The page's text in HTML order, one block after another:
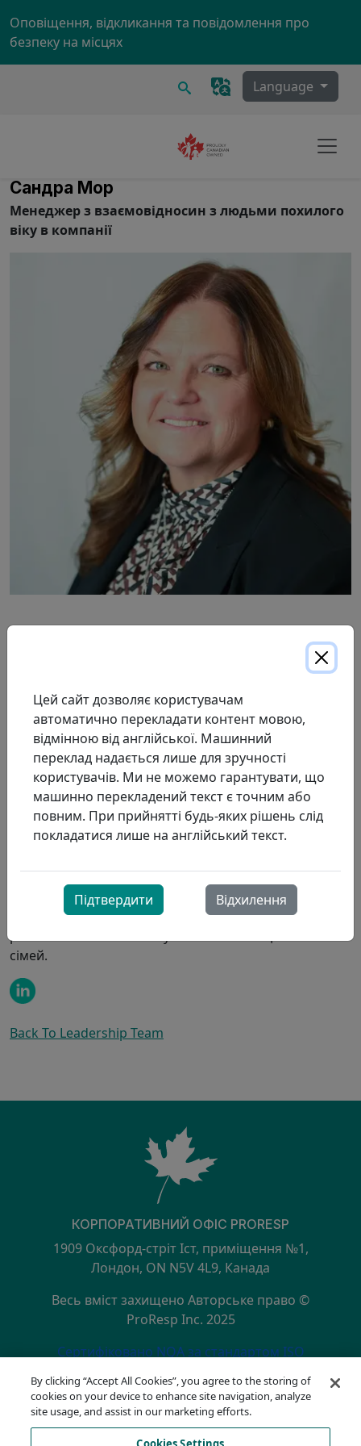
Оповіщення, відкликання та повідомлення про
безпеку на місцях
Пошук Language
Сандра Мор
Менеджер з взаємовідносин з людьми похилого
віку в компанії
в Стратфорді, Онтаріо, в Horizon ProResp Inc. Відтоді
партнерських відносин з партнерами, що надають
довгострокові послуги та є партнерами з будинків
для людей похилого віку. Сандра відіграє ключову
роль у забезпеченні безперешкодного переходу для
наших будинків для людей похилого віку та виявленні
нових можливостей для побудови партнерських
відносин з людьми похилого віку.
Як зареєстрований респіраторний терапевт (RRT) та
Онтаріо. Вона допомагає ProResp залишатися вірним
своєму зобов'язанню надаватиякісний догляд та
робити вагомий внесок у життя мешканців та їхніх
сімей.
Back To Leadership Team
КОРПОРАТИВНИЙ ОФІС PRORESP
1909 Оксфорд-стріт Іст, приміщення №1,
Лондон, ON N5V 4L9, Канада
Весь вміст захищено Авторське право ©
ProResp Inc. 2025
SECONDARY MENU
Сертифіковано NQA за стандартом ISO
Політика конфіденційності
Гаряча лінія з питань дотримання вимог
Умови використання
Цей сайт дозволяє користувачам
автоматично перекладати контент мовою,
відмінною від англійської. Машинний
переклад надається лише для зручності
користувачів. Ми не можемо гарантувати, що
машинно перекладений текст є точним або
повним. При прийнятті будь-яких рішень слід
покладатися лише на англійський текст.
Підтвердити Відхилення
By clicking “Accept All Cookies”, you agree to the storing of
cookies on your device to enhance site navigation, analyze
site usage, and assist in our marketing efforts.